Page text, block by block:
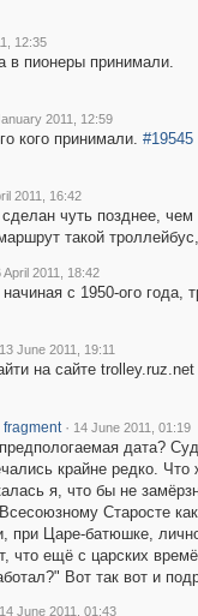
12:35
в пионеры принимали.
2011, 12:59
кого принимали. #19545
2011, 16:42
чуть позднее,
такой
April 2011, 18:42
начиная с 1950-ого
13 June 2011, 19:11
на сайте
fragment · 14 June 2011, 01:19
дата?
крайне редко.
я, что бы не
Старосте
при Царе-батюшке,
что ещё с царских
Вот так вот и
14 June 2011, 01:43